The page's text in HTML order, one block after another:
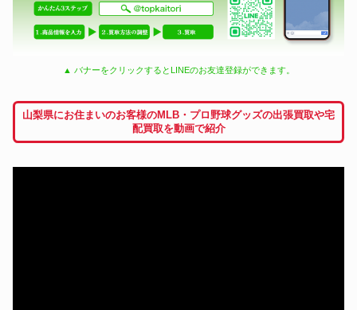
▲ バナーをクリックするとLINEのお友達登録ができます。
山梨県にお住まいのお客様のMLB・プロ野球グッズの出張買取や宅
配買取を動画で紹介